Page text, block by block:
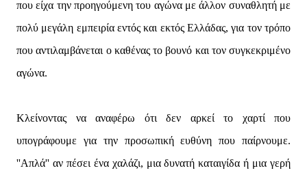
που είχα την προηγούμενη του αγώνα με άλλον συναθλητή με
πολύ μεγάλη εμπειρία εντός και εκτός Ελλάδας, για τον τρόπο
που αντιλαμβάνεται ο καθένας το βουνό και τον συγκεκριμένο
αγώνα.
Κλείνοντας να αναφέρω ότι δεν αρκεί το χαρτί που
υπογράφουμε για την προσωπική ευθύνη που παίρνουμε.
''Απλά'' αν πέσει ένα χαλάζι, μια δυνατή καταιγίδα ή μια γερή